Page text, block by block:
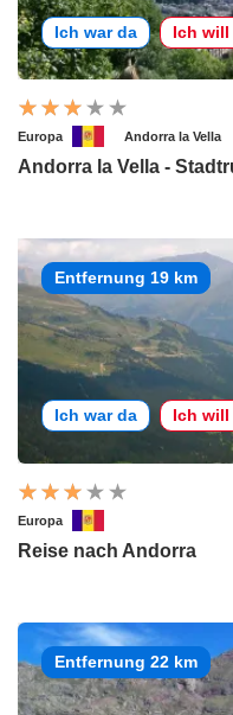
Ich war da Ich will
Europa Andorra la Vella
Andorra la Vella -
Entfernung 19 km
Ich war da Ich will
Europa
Reise nach Andorra
Entfernung 22 km